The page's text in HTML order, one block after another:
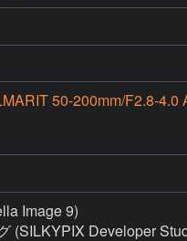
50-200mm/F2.8-4.0
Image 9)
(SILKYPIX Developer